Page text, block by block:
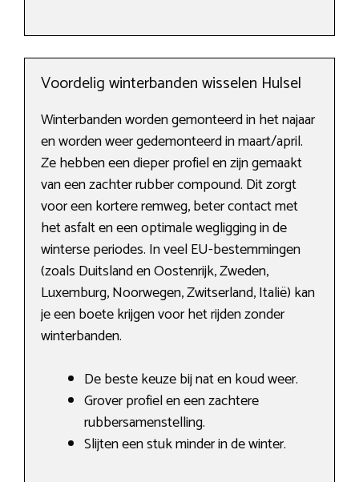
Voordelig winterbanden wisselen Hulsel
Winterbanden worden gemonteerd in het najaar
en worden weer gedemonteerd in maart/april.
Ze hebben een dieper profiel en zijn gemaakt
van een zachter rubber compound. Dit zorgt
voor een kortere remweg, beter contact met
het asfalt en een optimale wegligging in de
winterse periodes. In veel EU-bestemmingen
(zoals Duitsland en Oostenrijk, Zweden,
Luxemburg, Noorwegen, Zwitserland, Italië) kan
je een boete krijgen voor het rijden zonder
winterbanden.
De beste keuze bij nat en koud weer.
Grover profiel en een zachtere
rubbersamenstelling.
Slijten een stuk minder in de winter.